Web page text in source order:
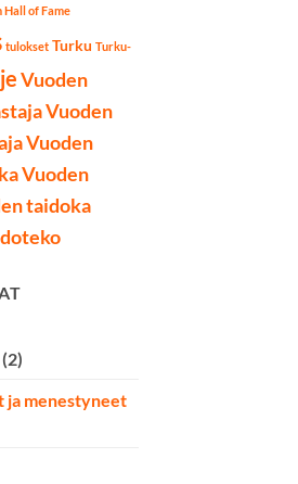
Hall of Fame
tulokset Turku Turku-
Vuoden
Vuoden
Vuoden
Vuoden
taidoka
ja menestyneet